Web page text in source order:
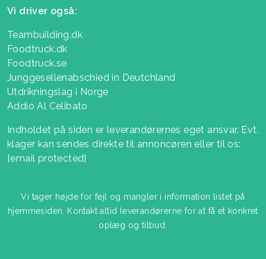
Vi driver også:
Teambuilding.dk
Foodtruck.dk
Foodtruck.se
Junggesellenabschied in Deutchland
Utdrikningslag i Norge
Addio Al Celibato
Indholdet på siden er leverandørernes eget ansvar. Evt.
klager kan sendes direkte til annoncøren eller til os:
[email protected]
Vi tager højde for fejl og mangler i information listet på
hjemmesiden. Kontakt altid leverandørerne for at få et konkret
oplæg og tilbud.